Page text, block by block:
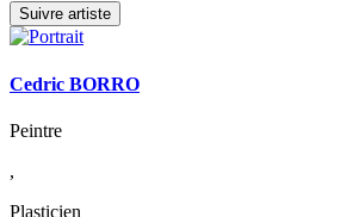
Suivre artiste
Cedric BORRO
Peintre
,
Plasticien